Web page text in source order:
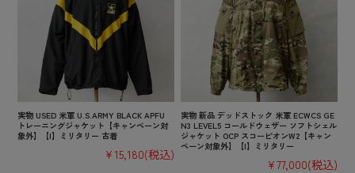
実物 USED 米軍 U.S.ARMY BLACK APFU
トレーニングジャケット【キャンペーン対
象外】【I】ミリタリー 古着
¥15,180(税込)
実物 新品 デッドストック 米軍 ECWCS GE
N3 LEVEL5 コールドウェザー ソフトシェル
ジャケット OCP スコーピオンW2【キャン
ペーン対象外】【I】ミリタリー
¥77,000(税込)